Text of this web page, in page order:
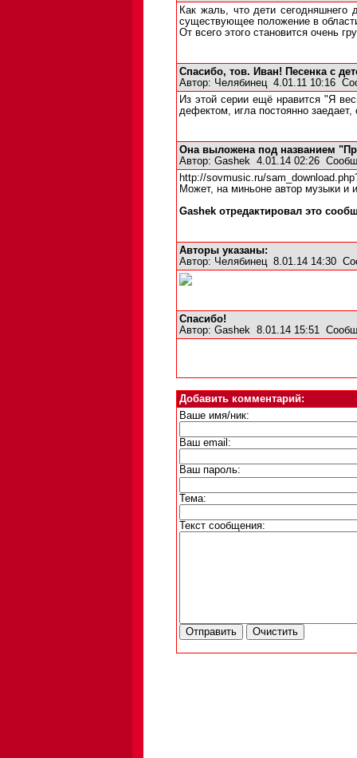
Как жаль, что дети
существующее положение в
От всего этого становится очень
Спасибо, тов. Иван! Песенка с
Автор: Челябинец4.01.11 10:16
Из этой серии ещё нравится "Я
дефектом, игла постоянно
Она выложена под названием
Автор: Gashek 4.01.14 02:26
http://sovmusic.ru/
Может, на миньоне автор музыки и
Gashek отредактировал это
Авторы указаны:
Автор: Челябинец8.01.14 14:30
Спасибо!
Автор: Gashek 8.01.14 15:51
Добавить комментарий:
Ваше имя/ник:
Ваш email:
Ваш пароль:
Тема:
Текст сообщения: